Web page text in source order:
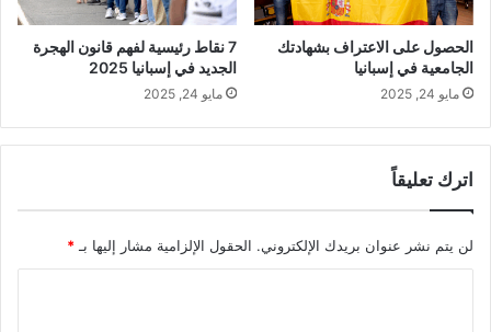
الحصول على الاعتراف بشهادتك
الجامعية في إسبانيا
مايو 24, 2025
7 نقاط رئيسية لفهم قانون الهجرة
الجديد في إسبانيا 2025
مايو 24, 2025
اترك تعليقاً
لن يتم نشر عنوان بريدك الإلكتروني. الحقول الإلزامية مشار إليها بـ *